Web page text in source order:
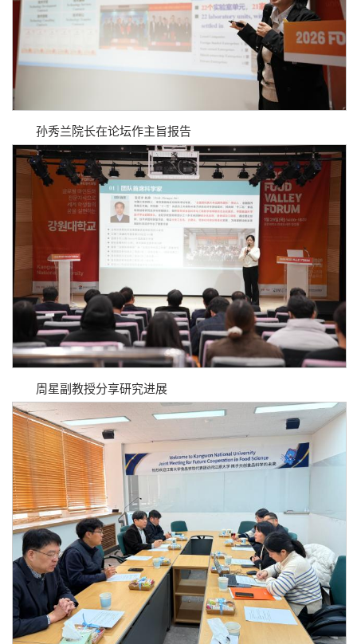
孙秀兰院长在论坛作主旨报告
周星副教授分享研究进展